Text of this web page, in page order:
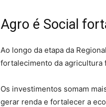
Agro é Social
Ao longo da etapa da
fortalecimento da agricultura
Os investimentos somam
gerar renda e fortalecer a